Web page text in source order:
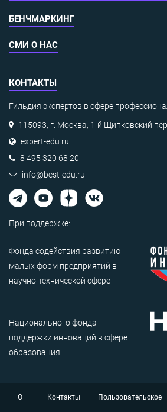
БЕНЧМАРКИНГ
СМИ О НАС
КОНТАКТЫ
Гильдия экспертов в сфере
115093, г. Москва, 1-й Щипковский
expert-edu.ru
8 495 320 68 20
info@best-edu.ru
При поддержке:
Фонда содействия развитию
малых форм предприятий в
научно-технической сфере
Национального фонда
поддержки инноваций в сфере
образования
О
Контакты
Пользовательское